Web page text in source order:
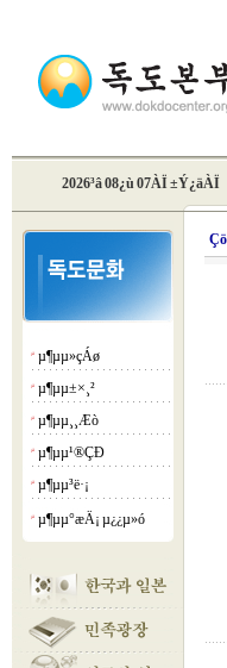
2026³â 08¿ù 07ÀÏ ±Ý¿äÀÏ
¡á µ¶µµ»çÁø
¡á µ¶µµ±×¸²
¡á µ¶µµ¸¸Æò
¡á µ¶µµ¹®ÇÐ
¡á µ¶µµ³ë·¡
¡á µ¶µµ°æÄ¡ µ¿¿µ»ó
Çö